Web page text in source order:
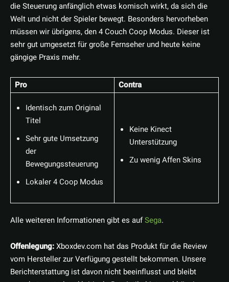
die Steuerung anfänglich etwas komisch wirkt, da sich die
Welt und nicht der Spieler bewegt. Besonders hervorheben
müssen wir übrigens, den 4 Couch Coop Modus. Dieser ist
sehr gut umgesetzt für große Fernseher und heute keine
gängige Praxis mehr.
Pro Contra
Identisch zum Original
Titel
Sehr gute Umsetzung
der
Bewegungssteuerung
Lokaler 4 Coop Modus
Keine Kinect
Unterstützung
Zu wenig Affen Skins
Alle weiteren Informationen gibt es aufSega.
Offenlegung:Xboxdev.com hat das Produkt für die Review
vom Hersteller zur Verfügung gestellt bekommen. Unsere
Berichterstattung ist davon nicht beeinflusst und bleibt